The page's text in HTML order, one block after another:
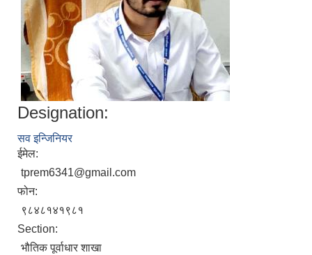
Designation:
सव इन्जिनियर
ईमेल:
tprem6341@gmail.com
फोन:
९८४८१४१९८१
Section:
भौतिक पूर्वाधार शाखा